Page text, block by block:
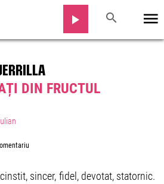
DIN FRUCTUL
sincer, fidel, devotat, statornic.